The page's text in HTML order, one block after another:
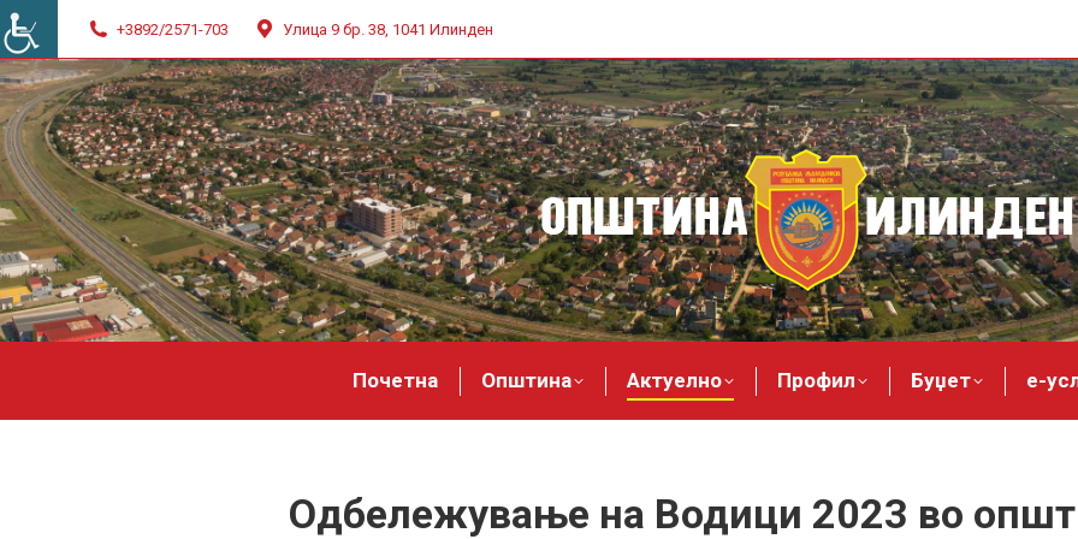
+3892/2571-703 Улица 9 бр. 38, 1041 Илинден
Почетна Општина Актуелно Профил Буџет е-
Одбележување на Водици 2023 во